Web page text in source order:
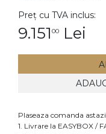
Cercei
Accesorii
Preț cu TVA inclus:
9.151 00 Lei
Plaseaza comanda astazi
1. Livrare la EASYBOX /